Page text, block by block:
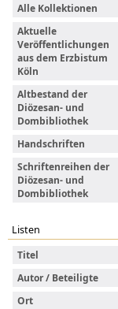
Alle Kollektionen
Aktuelle
Veröffentlichungen
aus dem Erzbistum
Köln
Altbestand der
Diözesan- und
Dombibliothek
Handschriften
Schriftenreihen der
Diözesan- und
Dombibliothek
Listen
Titel
Autor / Beteiligte
Ort